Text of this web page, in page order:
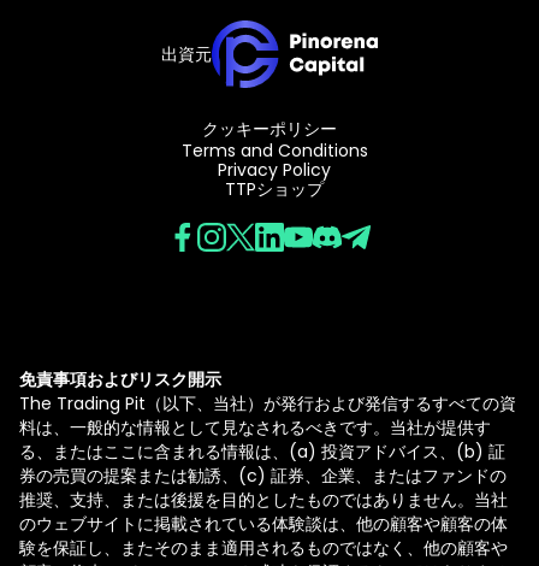
出資元
クッキーポリシー
Terms and Conditions
Privacy Policy
TTPショップ
免責事項およびリスク開示
The Trading Pit（以下、当社）が発行および発信するすべての資
料は、一般的な情報として見なされるべきです。当社が提供す
る、またはここに含まれる情報は、(a) 投資アドバイス、(b) 証
券の売買の提案または勧誘、(c) 証券、企業、またはファンドの
推奨、支持、または後援を目的としたものではありません。当社
のウェブサイトに掲載されている体験談は、他の顧客や顧客の体
験を保証し、またそのまま適用されるものではなく、他の顧客や